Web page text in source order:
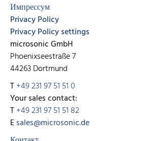
Импрессум
Privacy Policy
Privacy Policy settings
microsonic GmbH
Phoenixseestraße 7
44263 Dortmund
T+49 231 97 51 51 0
Your sales contact:
T+49 231 97 51 51 82
Esales@microsonic.de